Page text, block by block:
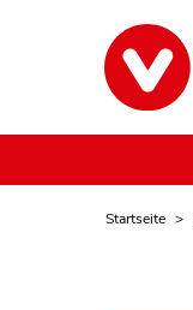
Startseite